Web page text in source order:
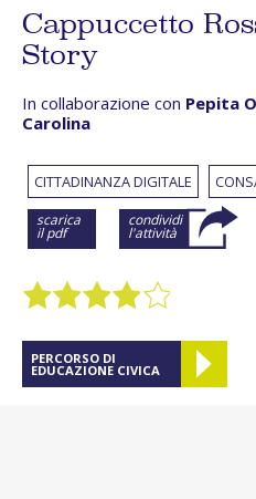
Cappuccetto
Story
In collaborazione con Pepita
Carolina
CITTADINANZA DIGITALE
scarica
il pdf
condividi
l'attività
PERCORSO DI
EDUCAZIONE CIVICA